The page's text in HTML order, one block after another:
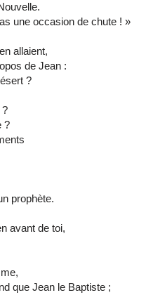
une occasion de chute ! »
allaient,
de Jean :
?
?
?
prophète.
avant de toi,
que Jean le Baptiste ;